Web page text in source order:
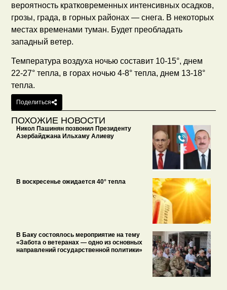
вероятность кратковременных интенсивных осадков,
грозы, града, в горных районах — снега. В некоторых
местах временами туман. Будет преобладать
западный ветер.
Температура воздуха ночью составит 10-15°, днем
22-27° тепла, в горах ночью 4-8° тепла, днем 13-18°
тепла.
Поделиться
ПОХОЖИЕ НОВОСТИ
Никол Пашинян позвонил Президенту
Азербайджана Ильхаму Алиеву
В воскресенье ожидается 40° тепла
В Баку состоялось мероприятие на тему
«Забота о ветеранах — одно из основных
направлений государственной политики»